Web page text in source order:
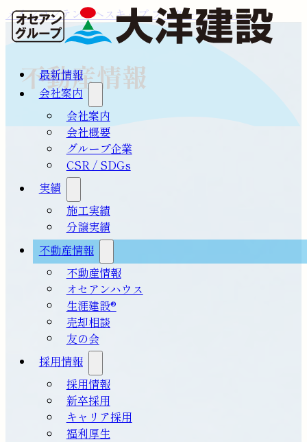
メインコンテンツへスキップフッターへスキップ
最新情報
会社案内
会社案内
会社概要
グループ企業
CSR / SDGs
実績
施工実績
分譲実績
不動産情報
不動産情報
オセアンハウス
生涯建設®
売却相談
友の会
採用情報
採用情報
新卒採用
キャリア採用
福利厚生
不動産情報